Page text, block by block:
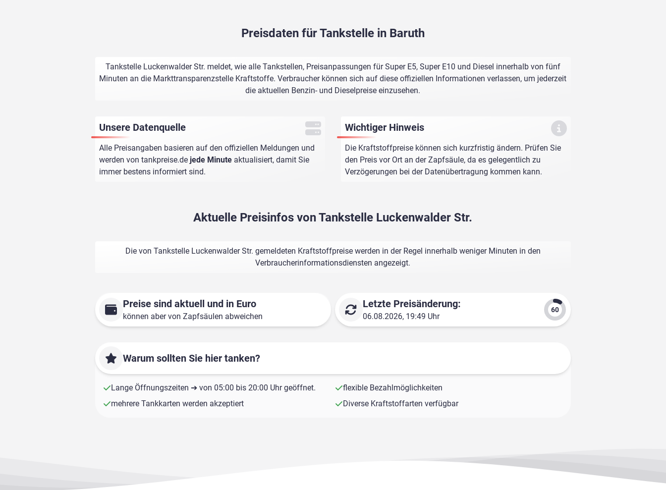
Preisdaten für Tankstelle in Baruth
Tankstelle Luckenwalder Str. meldet, wie alle Tankstellen, Preisanpassungen für Super E5, Super E10 und Diesel innerhalb von fünf
Minuten an die Markttransparenzstelle Kraftstoffe. Verbraucher können sich auf diese offiziellen Informationen verlassen, um jederzeit
die aktuellen Benzin- und Dieselpreise einzusehen.
Unsere Datenquelle
Alle Preisangaben basieren auf den offiziellen Meldungen und
werden von tankpreise.de jede Minute aktualisiert, damit Sie
immer bestens informiert sind.
Wichtiger Hinweis
Die Kraftstoffpreise können sich kurzfristig ändern. Prüfen Sie
den Preis vor Ort an der Zapfsäule, da es gelegentlich zu
Verzögerungen bei der Datenübertragung kommen kann.
Aktuelle Preisinfos von Tankstelle Luckenwalder Str.
Die von Tankstelle Luckenwalder Str. gemeldeten Kraftstoffpreise werden in der Regel innerhalb weniger Minuten in den
Verbraucherinformationsdiensten angezeigt.
Preise sind aktuell und in Euro
können aber von Zapfsäulen abweichen
Letzte Preisänderung:
06.08.2026, 19:49 Uhr
Warum sollten Sie hier tanken?
Lange Öffnungszeiten ➔ von 05:00 bis 20:00 Uhr geöffnet.
flexible Bezahlmöglichkeiten
mehrere Tankkarten werden akzeptiert
Diverse Kraftstoffarten verfügbar